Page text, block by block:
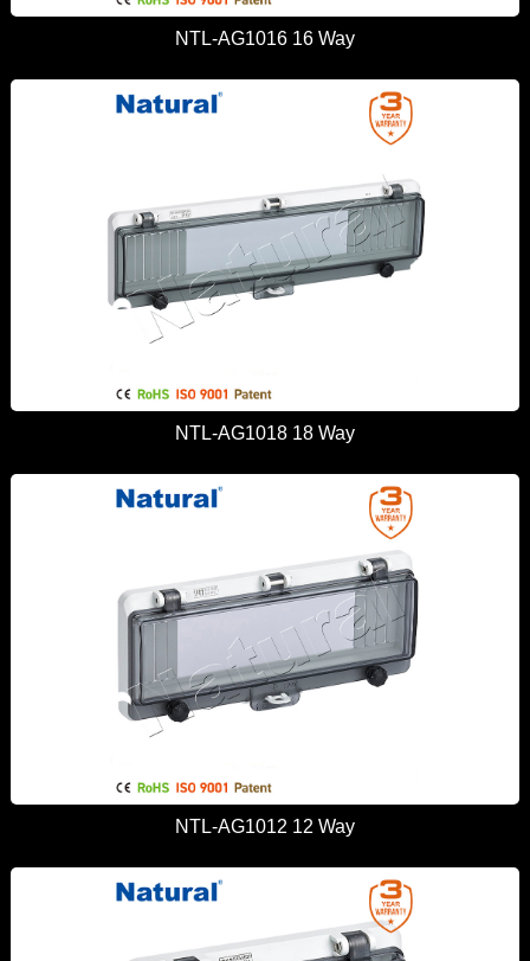
NTL-AG1016 16 Way
NTL-AG1018 18 Way
NTL-AG1012 12 Way